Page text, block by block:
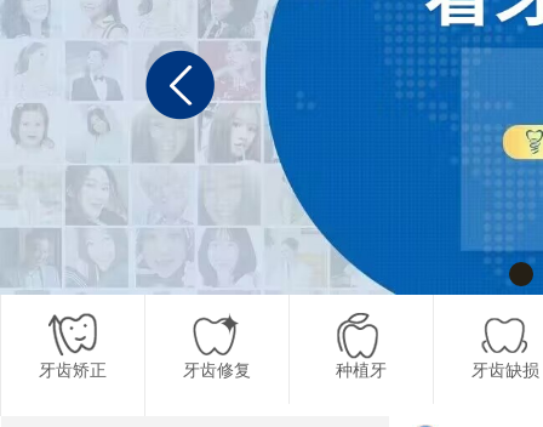
牙齿矫正 牙齿修复 种植牙 牙齿缺损